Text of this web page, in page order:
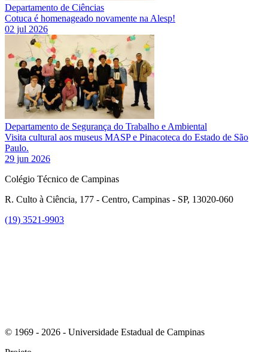
Departamento de Ciências
Cotuca é homenageado novamente na Alesp!
02 jul 2026
Departamento de Segurança do Trabalho e Ambiental
Visita cultural aos museus MASP e Pinacoteca do Estado de São
Paulo.
29 jun 2026
Colégio Técnico de Campinas
R. Culto à Ciência, 177 - Centro, Campinas - SP, 13020-060
(19) 3521-9903
© 1969 - 2026 - Universidade Estadual de Campinas